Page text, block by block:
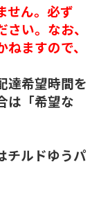
せん。必ず
い。なお、
ますので、
達希望時間を
は「希望な
チルドゆうパ